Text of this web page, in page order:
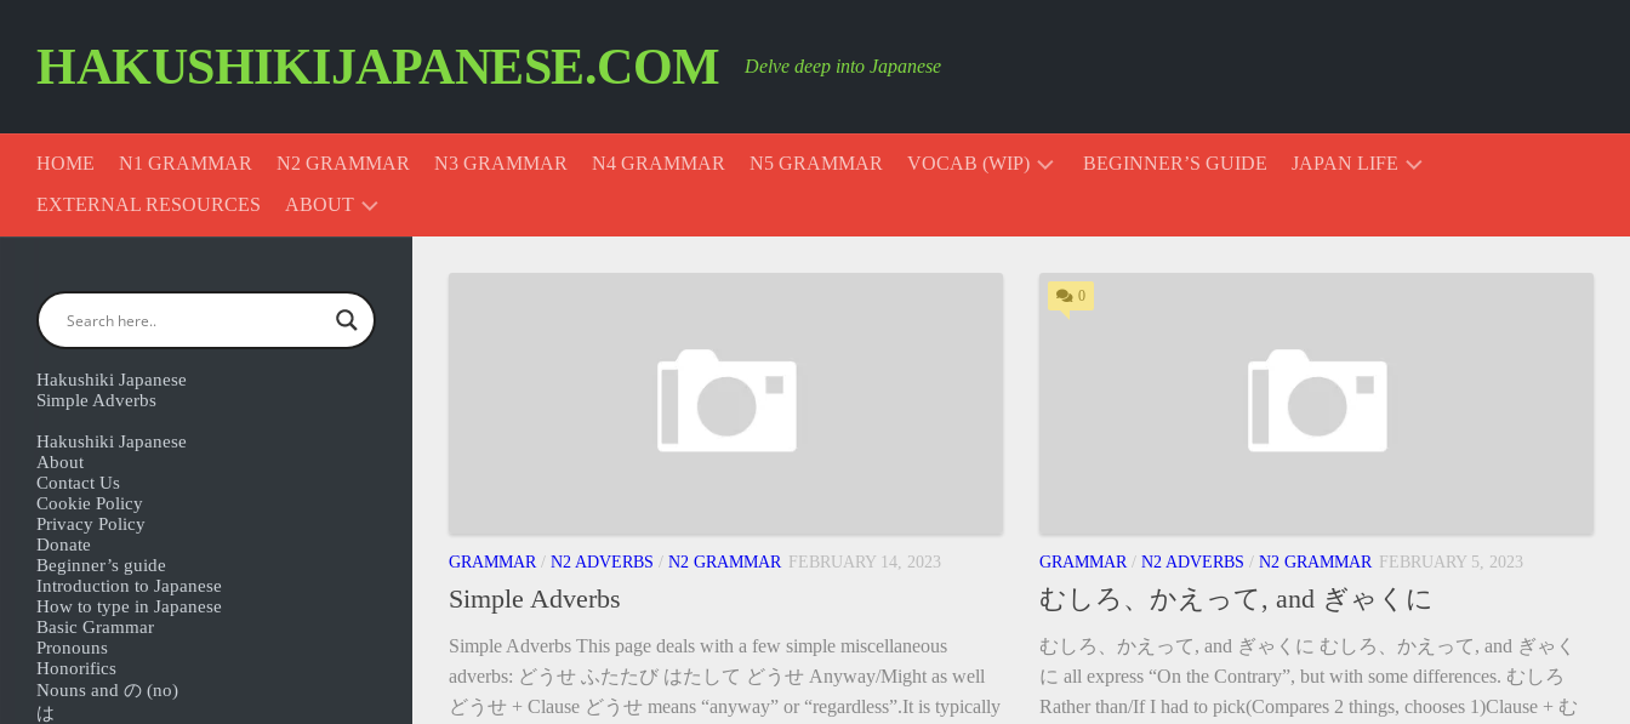
contentHAKUSHIKIJAPANESE.COM Delve deep into Japanese
HOME N1 GRAMMAR N2 GRAMMAR N3 GRAMMAR N4 GRAMMAR N5 GRAMMAR VOCAB (WIP)
ESSENTIAL
FUTURE
BEGINNER’S GUIDE JAPAN LIFE
FINDING
HOTEL
AND
EXTERNAL RESOURCES ABOUT
PRIVACY
GRAMMAR/ N2 ADVERBS / N2 GRAMMAR FEBRUARY 14, 2023
Simple Adverbs
Simple Adverbs This page deals with a few simple miscellaneous
adverbs: どうせ ふたたび はたして どうせ Anyway/Might as well
どうせ + Clause どうせ means “anyway” or “regardless”.It is typically
0
GRAMMAR/ N2 ADVERBS / N2 GRAMMAR FEBRUARY 5, 2023
むしろ、かえって, and ぎゃくに
むしろ、かえって, and ぎゃくに むしろ、かえって, and ぎゃく
に all express “On the Contrary”, but with some differences. むしろ
Rather than/If I had to pick(Compares 2 things, chooses 1)Clause + む
Hakushiki Japanese
Simple Adverbs
Hakushiki Japanese
About
Contact Us
Cookie Policy
Privacy Policy
Donate
Beginner’s guide
Introduction to Japanese
How to type in Japanese
Basic Grammar
Pronouns
Honorifics
Nouns and の (no)
は